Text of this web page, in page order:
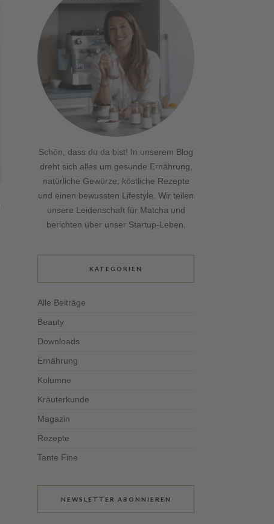
Schön, dass du da bist! In unserem Blog
dreht sich alles um gesunde Ernährung,
natürliche Gewürze, köstliche Rezepte
und einen bewussten Lifestyle. Wir teilen
unsere Leidenschaft für Matcha und
berichten über unser Startup-Leben.
KATEGORIEN
Alle Beiträge
Beauty
Downloads
Ernährung
Kolumne
Kräuterkunde
Magazin
Rezepte
Tante Fine
NEWSLETTER ABONNIEREN